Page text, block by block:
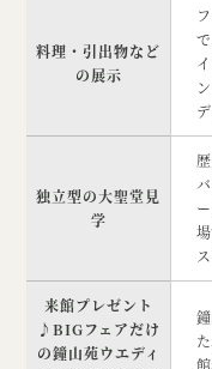
料理・引出物など
の展示
独立型の大聖堂見
学
来館プレゼント
♪BIGフェアだけ
の鐘山苑ウエディ